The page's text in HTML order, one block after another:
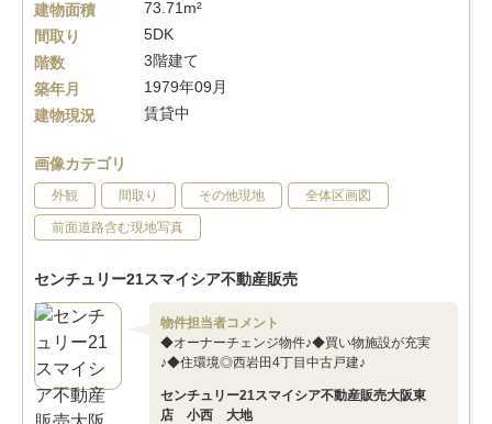
建物面積
73.71m²
間取り
5DK
階数
3階建て
築年月
1979年09月
建物現況
賃貸中
画像カテゴリ
外観 間取り その他現地 全体区画図
前面道路含む現地写真
センチュリー21スマイシア不動産販売
物件担当者コメント
◆オーナーチェンジ物件♪◆買い物施設が充実
♪◆住環境◎西岩田4丁目中古戸建♪
センチュリー21スマイシア不動産販売大阪東
店 小西 大地